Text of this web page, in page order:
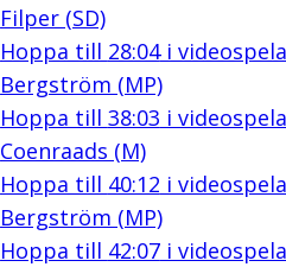
Filper (SD)
Hoppa till 28:04i
Bergström (MP)
Hoppa till 38:03 i
Coenraads (M)
Hoppa till 40:12 i
Bergström (MP)
Hoppa till 42:07i